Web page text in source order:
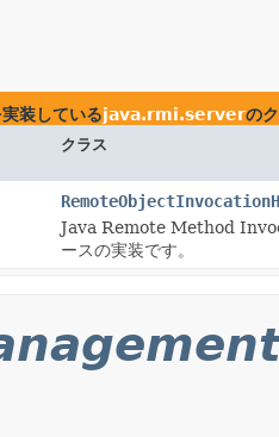
実装しているjava.rmi.serverの
クラス
Java Remote Method
ースの実装です。